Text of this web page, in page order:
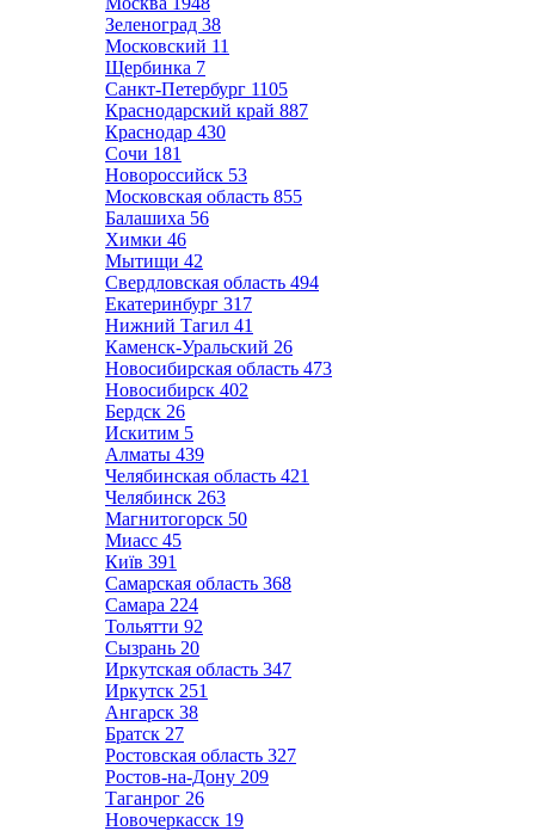
Зеленоград 38
Московский 11
Щербинка 7
Санкт-Петербург 1105
Краснодарский край 887
Краснодар 430
Сочи 181
Новороссийск 53
Московская область 855
Балашиха 56
Химки 46
Мытищи 42
Свердловская область 494
Екатеринбург 317
Нижний Тагил 41
Каменск-Уральский 26
Новосибирская область 473
Новосибирск 402
Бердск 26
Искитим 5
Алматы 439
Челябинская область 421
Челябинск 263
Магнитогорск 50
Миасс 45
Київ 391
Самарская область 368
Самара 224
Тольятти 92
Сызрань 20
Иркутская область 347
Иркутск 251
Ангарск 38
Братск 27
Ростовская область 327
Ростов-на-Дону 209
Таганрог 26
Новочеркасск 19